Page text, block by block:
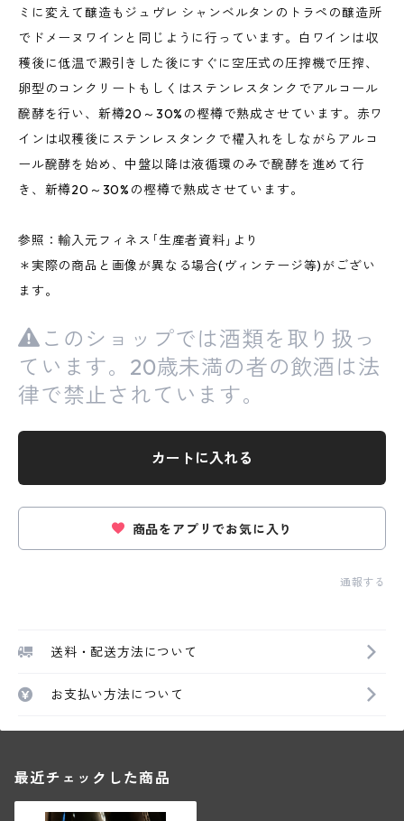
ミに変えて醸造もジュヴレ シャンベルタンのトラペの醸造所
でドメーヌワインと同じように行っています。白ワインは収
穫後に低温で澱引きした後にすぐに空圧式の圧搾機で圧搾、
卵型のコンクリートもしくはステンレスタンクでアルコール
醗酵を行い、新樽20～30%の樫樽で熟成させています。赤ワ
インは収穫後にステンレスタンクで櫂入れをしながらアルコ
ール醗酵を始め、中盤以降は液循環のみで醗酵を進めて行
き、新樽20～30%の樫樽で熟成させています。
参照：輸入元フィネス｢生産者資料｣より
＊実際の商品と画像が異なる場合(ヴィンテージ等)がござい
ます。
このショップでは酒類を取り扱っ
ています。20歳未満の者の飲酒は法
律で禁止されています。
カートに入れる
商品をアプリでお気に入り
通報する
送料・配送方法について
お支払い方法について
最近チェックした商品